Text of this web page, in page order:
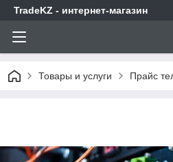
TradeKZ - интернет-магазин
Товары и услуги Прайс